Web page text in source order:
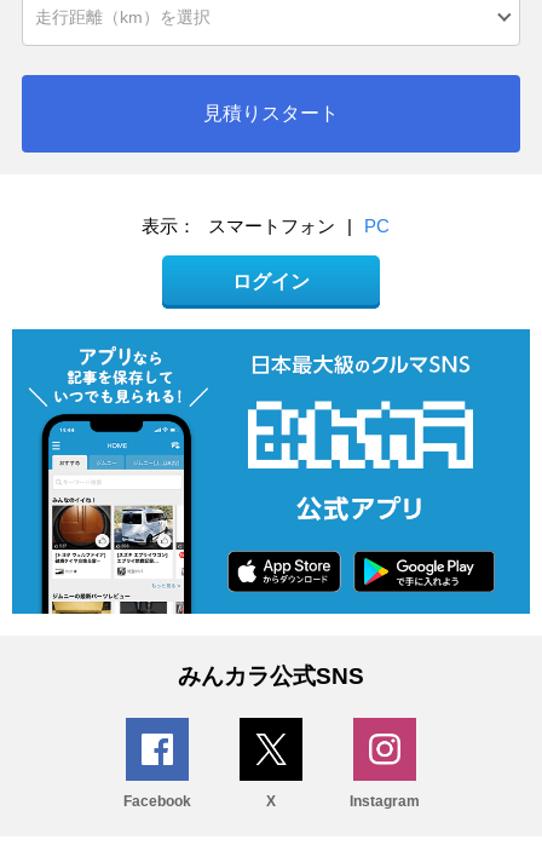
見積りスタート
表示： スマートフォン | PC
ログイン
みんカラ公式SNS
Facebook X Instagram